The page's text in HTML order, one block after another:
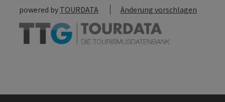
powered by TOURDATA Änderung vorschlagen